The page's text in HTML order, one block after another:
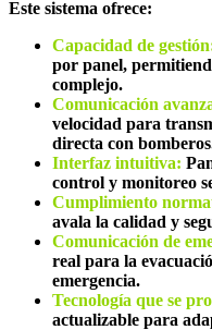
Este sistema ofrece:
Capacidad de
por panel,
complejo.
Comunicación
velocidad para
directa con
Interfaz intuitiva:
control y monitoreo
Cumplimiento
avala la calidad y
Comunicación de
real para la
emergencia.
Tecnología que se
actualizable para